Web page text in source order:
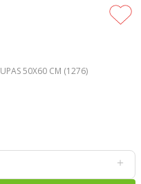
50X60 CM (1276)
＋